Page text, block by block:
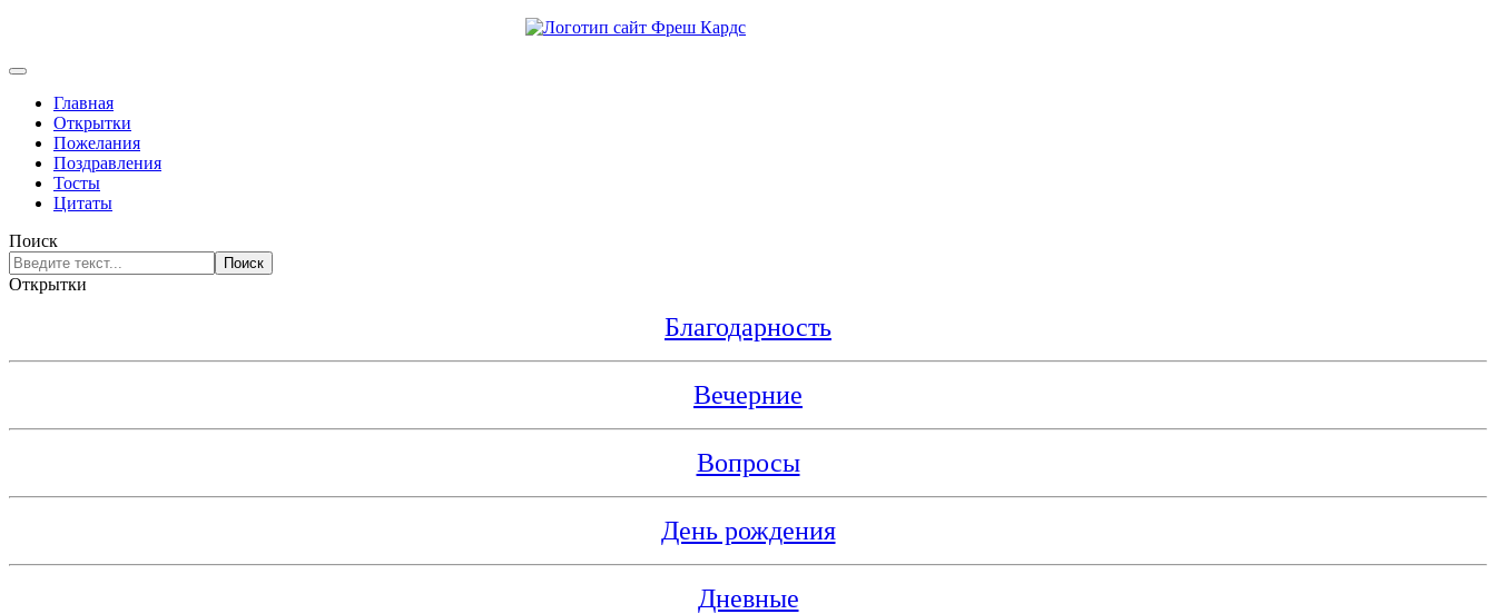
Главная
Открытки
Пожелания
Поздравления
Тосты
Цитаты
Поиск
Поиск
Открытки
Благодарность
Вечерние
Вопросы
День рождения
Дневные